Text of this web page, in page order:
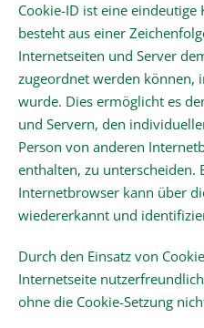
Cookie-ID ist eine eindeutige
besteht aus einer
Internetseiten und Server
zugeordnet werden können,
wurde. Dies ermöglicht es
und Servern, den
Person von anderen
enthalten, zu unterscheiden.
Internetbrowser kann über
wiedererkannt und
Durch den Einsatz von
Internetseite
ohne die Cookie-Setzung